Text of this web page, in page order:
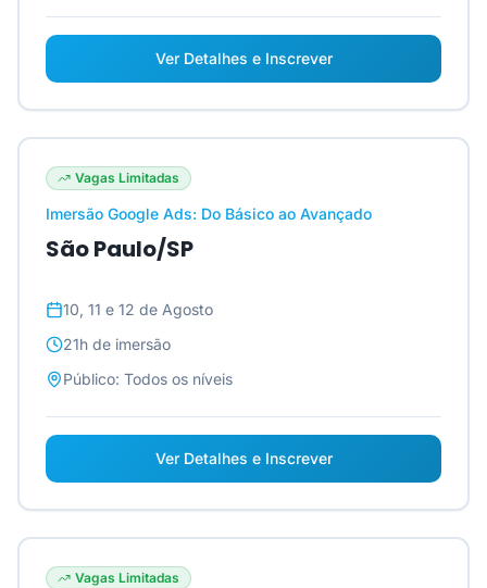
Ver Detalhes e Inscrever
Vagas Limitadas
Imersão Google Ads: Do Básico ao Avançado
São Paulo/SP
10, 11 e 12 de Agosto
21h de imersão
Público: Todos os níveis
Ver Detalhes e Inscrever
Vagas Limitadas